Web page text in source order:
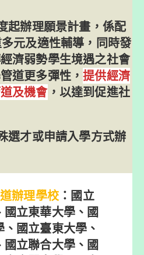
起辦理願景計畫，係配
元及適性輔導，同時發
濟弱勢學生境遇之社會
道更多彈性，提供經濟
及機會，以達到促進社
選才或申請入學方式辦
辦理學校：國立
立東華大學、國
國立臺東大學、
國立聯合大學、國